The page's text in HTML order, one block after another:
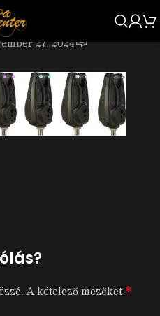
27, 2024
A kötelező mezőket*